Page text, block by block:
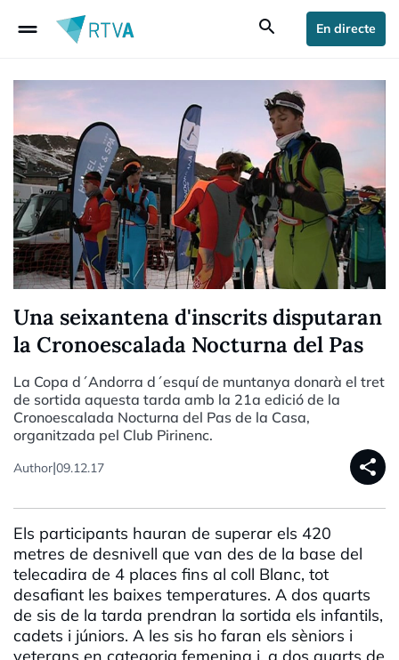
drag_handle search En directe
Una seixantena d'inscrits disputaran
la Cronoescalada Nocturna del Pas
La Copa d´Andorra d´esquí de muntanya donarà el tret
de sortida aquesta tarda amb la 21a edició de la
Cronoescalada Nocturna del Pas de la Casa,
organitzada pel Club Pirinenc.
Author|09.12.17 share
Els participants hauran de superar els 420
metres de desnivell que van des de la base del
telecadira de 4 places fins al coll Blanc, tot
desafiant les baixes temperatures. A dos quarts
de sis de la tarda prendran la sortida els infantils,
cadets i júniors. A les sis ho faran els sèniors i